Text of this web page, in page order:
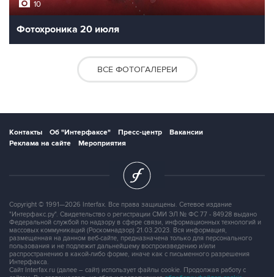
10
Фотохроника 20 июля
ВСЕ ФОТОГАЛЕРЕИ
Контакты Об "Интерфаксе" Пресс-центр
Вакансии
Реклама на сайте
Мероприятия
Copyright © 1991—2026 Interfax. Все права защищены. Сетевое издание
"Интерфакс.ру". Свидетельство о регистрации СМИ ЭЛ № ФС 77 - 84928 выдано
Федеральной службой по надзору в сфере связи, информационных технологий и
массовых коммуникаций (Роскомнадзор) 21.03.2023. Вся информация,
размещенная на данном веб-сайте, предназначена только для персонального
пользования и не подлежит дальнейшему воспроизведению и/или
распространению в какой-либо форме, иначе как с письменного разрешения
Интерфакса.
Сайт Interfax.ru (далее – сайт) использует файлы cookie. Продолжая работу с